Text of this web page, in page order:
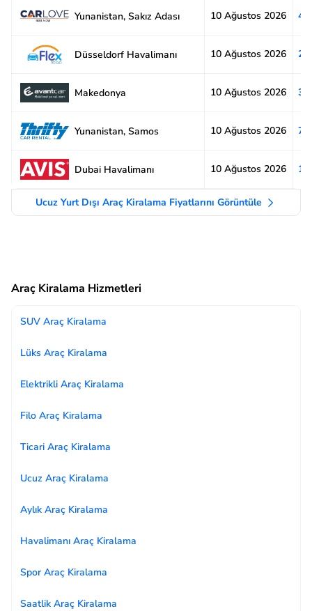
Yunanistan, Sakız Adası 10 Ağustos 2026
Düsseldorf Havalimanı 10 Ağustos 2026
Makedonya 10 Ağustos 2026
Yunanistan, Samos 10 Ağustos 2026
Dubai Havalimanı 10 Ağustos 2026
Ucuz Yurt Dışı Araç Kiralama Fiyatlarını Görüntüle
Araç Kiralama Hizmetleri
SUV Araç Kiralama
Lüks Araç Kiralama
Elektrikli Araç Kiralama
Filo Araç Kiralama
Ticari Araç Kiralama
Ucuz Araç Kiralama
Aylık Araç Kiralama
Havalimanı Araç Kiralama
Spor Araç Kiralama
Saatlik Araç Kiralama